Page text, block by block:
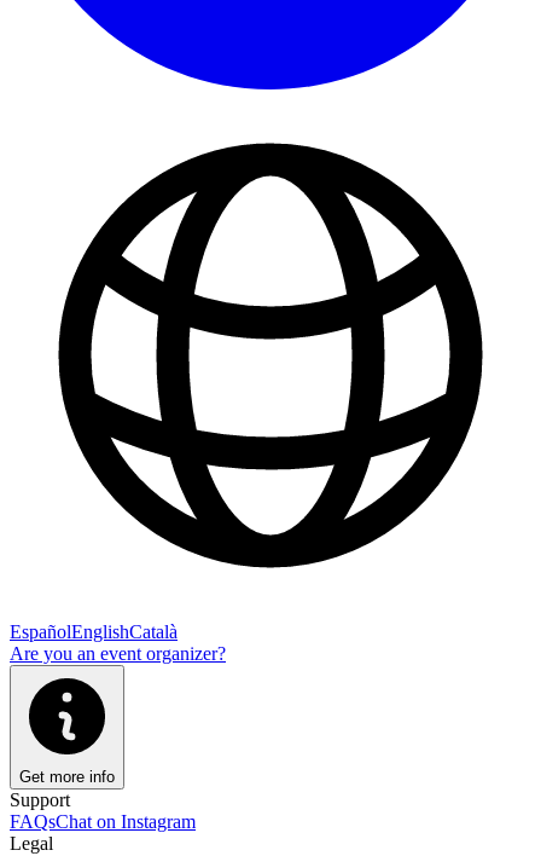
EspañolEnglishCatalà
Are you an event organizer?
Get more info
Support
FAQsChat on Instagram
Legal